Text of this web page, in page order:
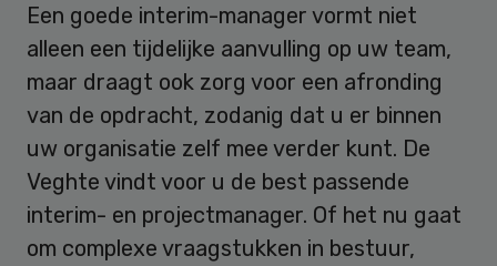
Een goede interim-manager vormt niet
alleen een tijdelijke aanvulling op uw team,
maar draagt ook zorg voor een afronding
van de opdracht, zodanig dat u er binnen
uw organisatie zelf mee verder kunt. De
Veghte vindt voor u de best passende
interim- en projectmanager. Of het nu gaat
om complexe vraagstukken in bestuur,